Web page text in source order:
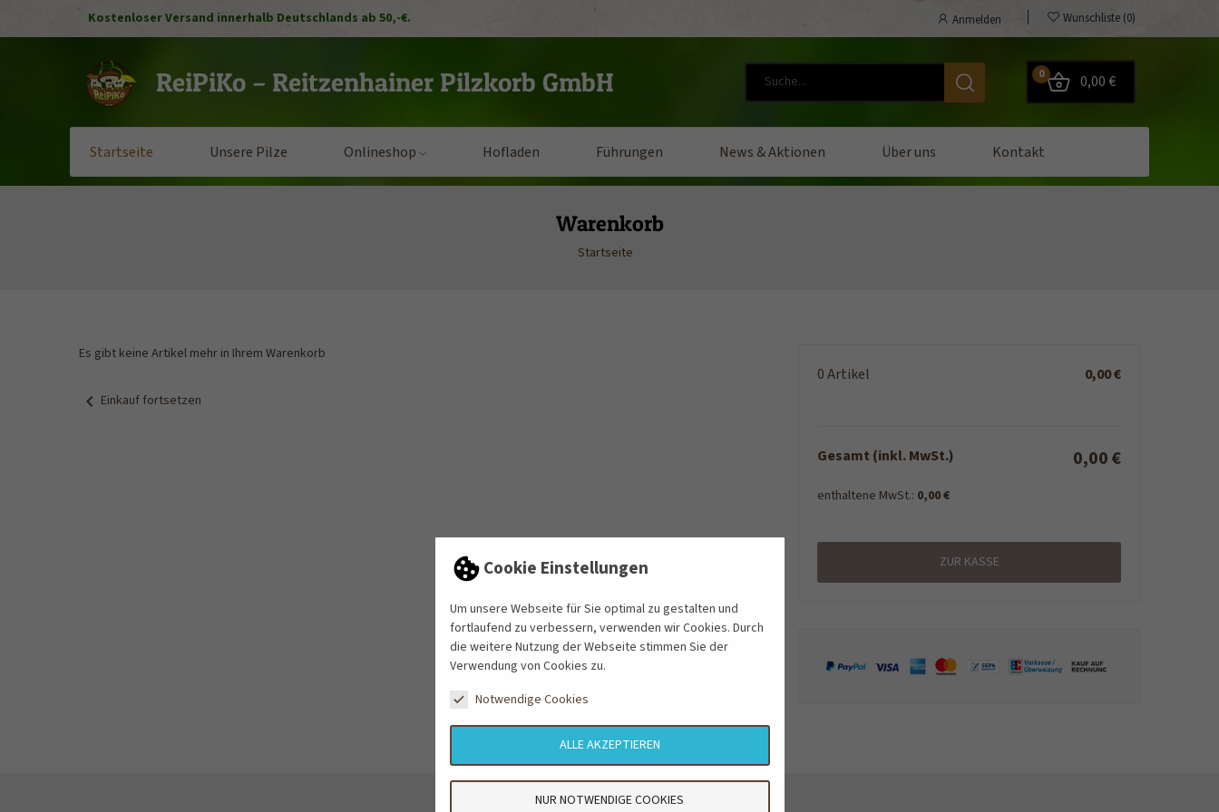
Cookie Einstellungen
Um unsere Webseite für Sie optimal zu gestalten und
fortlaufend zu verbessern, verwenden wir Cookies. Durch
die weitere Nutzung der Webseite stimmen Sie der
Verwendung von Cookies zu.
Notwendige Cookies
ALLE AKZEPTIEREN
NUR NOTWENDIGE COOKIES
Kostenloser Versand innerhalb Deutschlands ab 50,-€. Anmelden Wunschliste 0
ReiPiKo – Reitzenhainer Pilzkorb GmbH 0,00 €
0
Startseite Unsere Pilze Onlineshop Hofladen Führungen News & Aktionen Über uns Kontakt
Warenkorb
Startseite
Es gibt keine Artikel mehr in Ihrem Warenkorb
chevron_left Einkauf fortsetzen
0 Artikel 0,00 €
Gesamt (inkl. MwSt.) 0,00 €
enthaltene MwSt.: 0,00 €
ZUR KASSE